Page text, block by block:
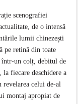
scenografiei
de o intensă
lumii chinezești
pe retină din toate
într-un colț, debitul de
fiecare deschidere a
revelarea celui de-al
montaj apropiat de